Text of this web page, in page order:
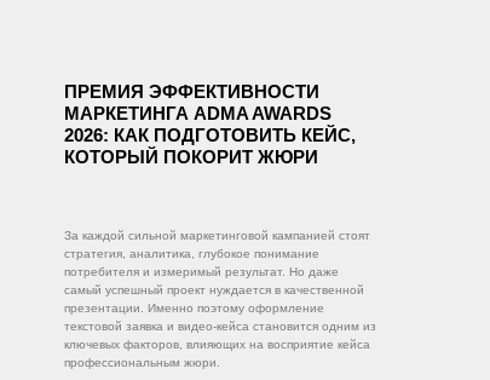
ПРЕМИЯ ЭФФЕКТИВНОСТИ
МАРКЕТИНГА ADMA AWARDS
2026: КАК ПОДГОТОВИТЬ КЕЙС,
КОТОРЫЙ ПОКОРИТ ЖЮРИ
За каждой сильной маркетинговой кампанией стоят
стратегия, аналитика, глубокое понимание
потребителя и измеримый результат. Но даже
самый успешный проект нуждается в качественной
презентации. Именно поэтому оформление
текстовой заявка и видео-кейса становится одним из
ключевых факторов, влияющих на восприятие кейса
профессиональным жюри.